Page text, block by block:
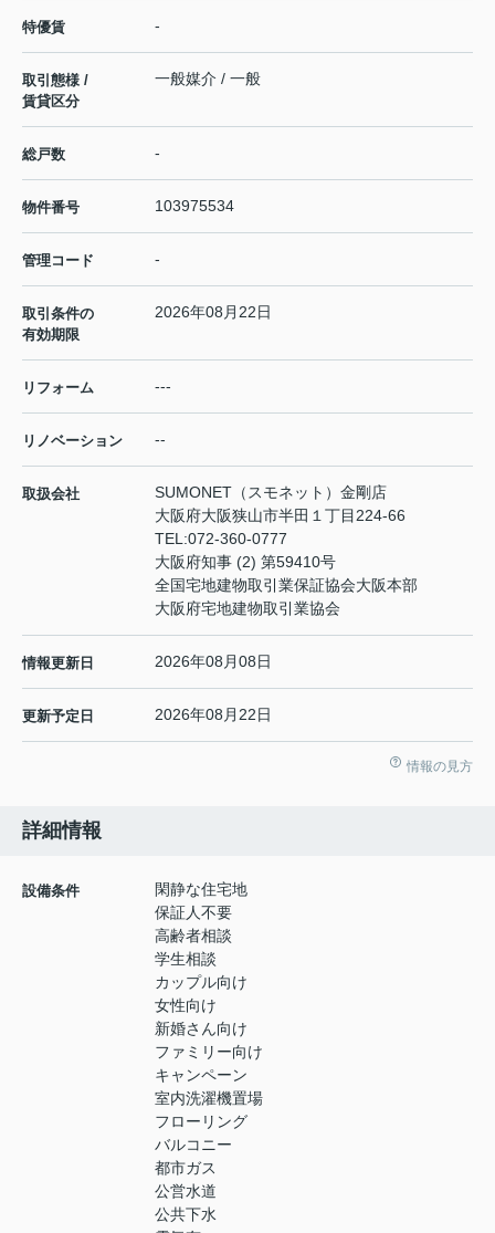
特優賃 -
取引態様 /
賃貸区分
一般媒介 / 一般
総戸数 -
物件番号 103975534
管理コード -
取引条件の
有効期限
2026年08月22日
リフォーム ---
リノベーション --
取扱会社
SUMONET（スモネット）金剛店
大阪府大阪狭山市半田１丁目224-66
TEL:072-360-0777
大阪府知事 (2) 第59410号
全国宅地建物取引業保証協会大阪本部
大阪府宅地建物取引業協会
情報更新日 2026年08月08日
更新予定日 2026年08月22日
情報の見方
詳細情報
設備条件
閑静な住宅地
保証人不要
高齢者相談
学生相談
カップル向け
女性向け
新婚さん向け
ファミリー向け
キャンペーン
室内洗濯機置場
フローリング
バルコニー
都市ガス
公営水道
公共下水